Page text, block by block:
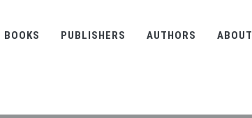
BOOKS PUBLISHERS AUTHORS ABOUT